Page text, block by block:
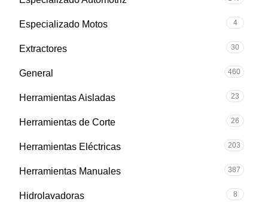
Especializado Motos 4
Extractores 30
General 460
Herramientas Aisladas 23
Herramientas de Corte 26
Herramientas Eléctricas 203
Herramientas Manuales 387
Hidrolavadoras 8